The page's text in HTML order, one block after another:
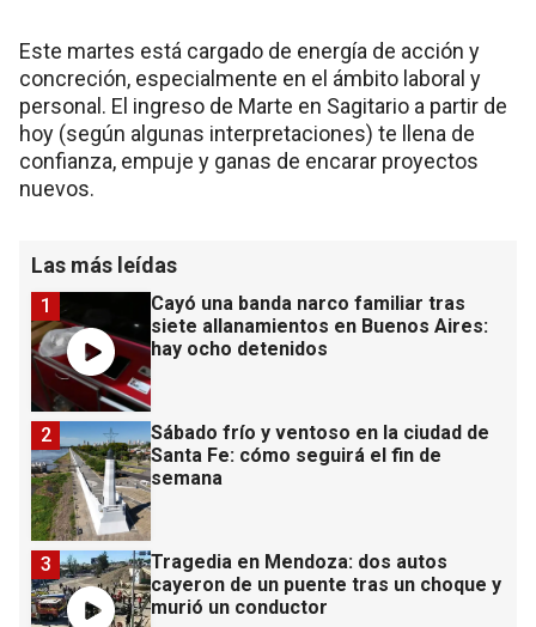
Este martes está cargado de energía de acción y
concreción, especialmente en el ámbito laboral y
personal. El ingreso de Marte en Sagitario a partir de
hoy (según algunas interpretaciones) te llena de
confianza, empuje y ganas de encarar proyectos
nuevos.
Las más leídas
Cayó una banda narco familiar tras
siete allanamientos en Buenos Aires:
hay ocho detenidos
1
Sábado frío y ventoso en la ciudad de
Santa Fe: cómo seguirá el fin de
semana
2
Tragedia en Mendoza: dos autos
cayeron de un puente tras un choque y
murió un conductor
3